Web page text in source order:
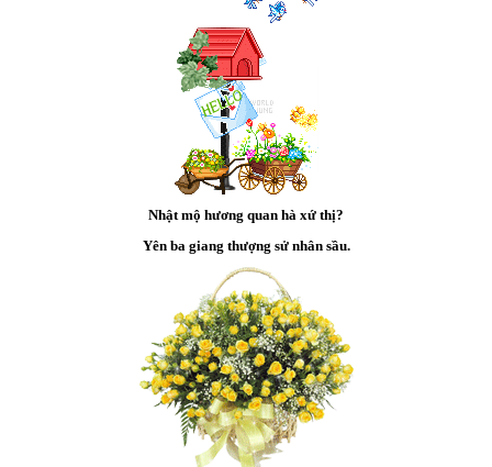
Nhật mộ hương quan hà xứ thị?
Yên ba giang thượng sử nhân sầu.